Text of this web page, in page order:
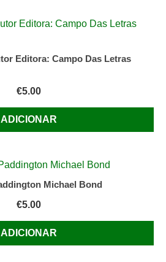
Editora: Campo Das Letras
€5.00
ADICIONAR
Michael Bond
€5.00
ADICIONAR